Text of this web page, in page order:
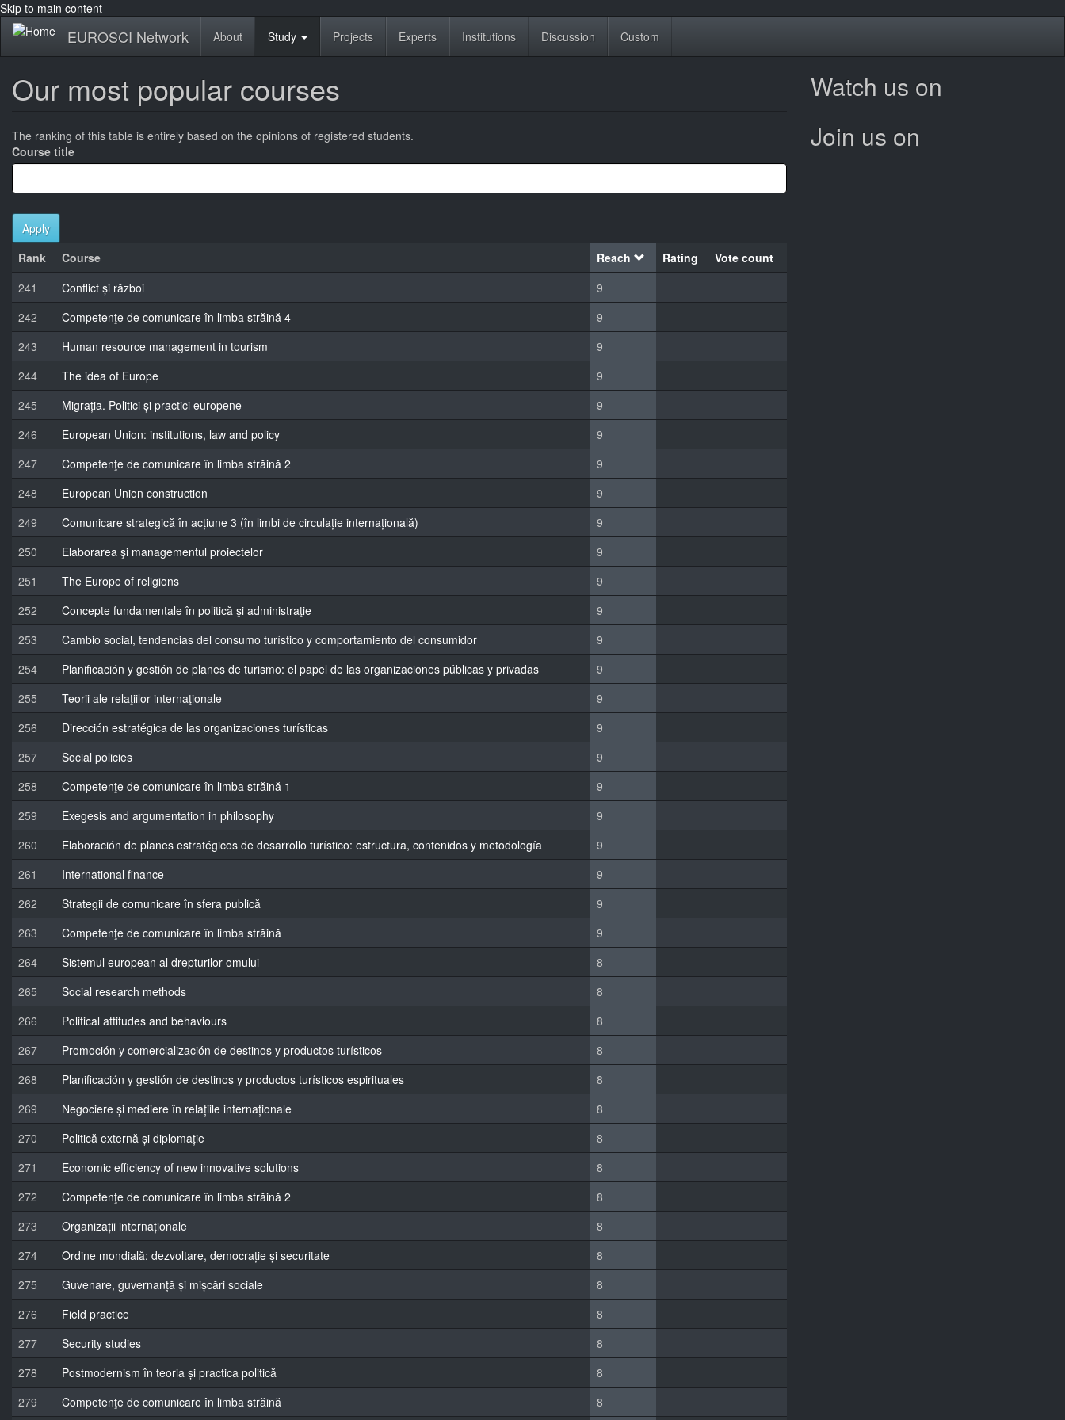
Skip to main content
EUROSCI Network About Study Projects Experts Institutions Discussion Custom
Our most popular courses
The ranking of this table is entirely based on the opinions of registered students.
Course title
Apply
Rank
Course Reach Rating
Vote count
241
Conflict și război
9
242
Competenţe de comunicare în limba străină 4
9
243
Human resource management in tourism
9
244
The idea of Europe
9
245
Migrația. Politici și practici europene
9
246
European Union: institutions, law and policy
9
247
Competenţe de comunicare în limba străină 2
9
248
European Union construction
9
249
Comunicare strategică în acțiune 3 (în limbi de circulație internațională)
9
250
Elaborarea şi managementul proiectelor
9
251
The Europe of religions
9
252
Concepte fundamentale în politică şi administraţie
9
253
Cambio social, tendencias del consumo turístico y comportamiento del consumidor
9
254
Planificación y gestión de planes de turismo: el papel de las organizaciones públicas y privadas
9
255
Teorii ale relaţiilor internaţionale
9
256
Dirección estratégica de las organizaciones turísticas
9
257
Social policies
9
258
Competenţe de comunicare în limba străină 1
9
259
Exegesis and argumentation in philosophy
9
260
Elaboración de planes estratégicos de desarrollo turístico: estructura, contenidos y metodología
9
261
International finance
9
262
Strategii de comunicare în sfera publică
9
263
Competenţe de comunicare în limba străină
9
264
Sistemul european al drepturilor omului
8
265
Social research methods
8
266
Political attitudes and behaviours
8
267
Promoción y comercialización de destinos y productos turísticos
8
268
Planificación y gestión de destinos y productos turísticos espirituales
8
269
Negociere și mediere în relațiile internaționale
8
270
Politică externă și diplomație
8
271
Economic efficiency of new innovative solutions
8
272
Competenţe de comunicare în limba străină 2
8
273
Organizații internaționale
8
274
Ordine mondială: dezvoltare, democrație și securitate
8
275
Guvenare, guvernanță și mișcări sociale
8
276
Field practice
8
277
Security studies
8
278
Postmodernism în teoria și practica politică
8
279
Competenţe de comunicare în limba străină 8
Watch us on
Join us on